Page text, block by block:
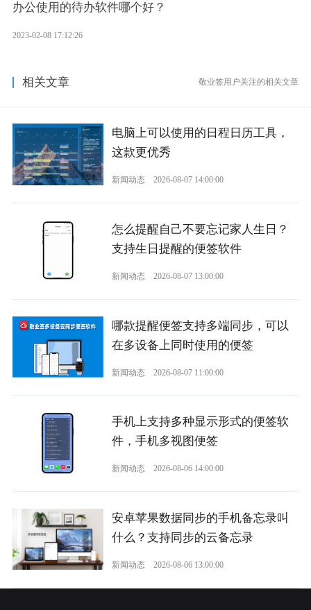
办公使用的待办软件哪个好？
2023-02-08 17:12:26
相关文章 敬业签用户关注的相关文章
电脑上可以使用的日程日历工具，
这款更优秀
新闻动态 2026-08-07 14:00:00
怎么提醒自己不要忘记家人生日？
支持生日提醒的便签软件
新闻动态 2026-08-07 13:00:00
哪款提醒便签支持多端同步，可以
在多设备上同时使用的便签
新闻动态 2026-08-07 11:00:00
手机上支持多种显示形式的便签软
件，手机多视图便签
新闻动态 2026-08-06 14:00:00
安卓苹果数据同步的手机备忘录叫
什么？支持同步的云备忘录
新闻动态 2026-08-06 13:00:00